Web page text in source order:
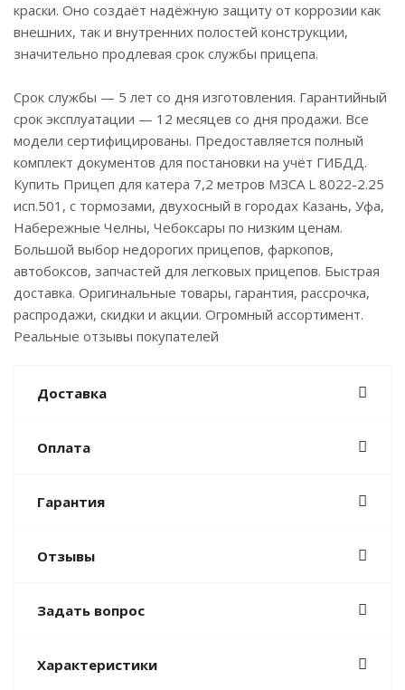
краски. Оно создаёт надёжную защиту от коррозии как
внешних, так и внутренних полостей конструкции,
значительно продлевая срок службы прицепа.
Срок службы — 5 лет со дня изготовления. Гарантийный
срок эксплуатации — 12 месяцев со дня продажи. Все
модели сертифицированы. Предоставляется полный
комплект документов для постановки на учёт ГИБДД.
Купить Прицеп для катера 7,2 метров МЗСА L 8022-2.25
исп.501, с тормозами, двухосный в городах Казань, Уфа,
Набережные Челны, Чебоксары по низким ценам.
Большой выбор недорогих прицепов, фаркопов,
автобоксов, запчастей для легковых прицепов. Быстрая
доставка. Оригинальные товары, гарантия, рассрочка,
распродажи, скидки и акции. Огромный ассортимент.
Реальные отзывы покупателей
Доставка
Оплата
Гарантия
Отзывы
Задать вопрос
Характеристики